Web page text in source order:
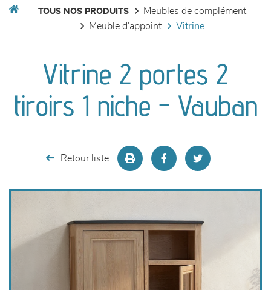
séjours
meubles de complément
TOUS NOS PRODUITS
meubles de complément
meuble d'appoint
vitrine
Vitrine 2 portes 2
tiroirs 1 niche - Vauban
Retour liste